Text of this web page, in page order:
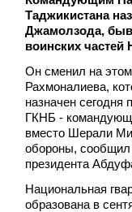
Таджикистана
Джамолзода,
воинских частей
Он сменил на
Рахмоналиева,
назначен сегодня
ГКНБ -
вместо Шерали
обороны, сообщил
президента
Национальная
образована в